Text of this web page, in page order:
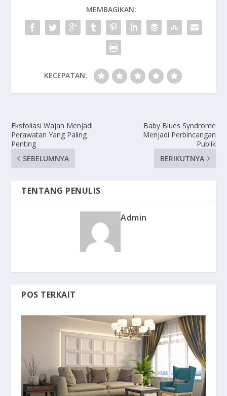
MEMBAGIKAN:
KECEPATAN:
Eksfoliasi Wajah Menjadi
Perawatan Yang Paling
Penting
SEBELUMNYA
Baby Blues Syndrome
Menjadi Perbincangan
Publik
BERIKUTNYA
TENTANG PENULIS
Admin
POS TERKAIT